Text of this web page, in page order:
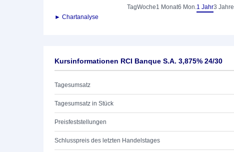
TagWoche1 Monat6 Mon.1 Jahr3 Jahre
► Chartanalyse
Kursinformationen RCI Banque S.A. 3,875% 24/30
Tagesumsatz
Tagesumsatz in Stück
Preisfeststellungen
Schlusspreis des letzten Handelstages